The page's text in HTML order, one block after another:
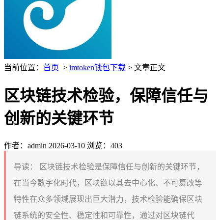
当前位置： 首页 > imtoken钱包下载 > 文章正文
区块链技术检验，保障信任与
创新的关键环节
作者：admin 2026-03-10 浏览：403
导读：
区块链技术检验是保障信任与创新的关键环节，
在当今数字化时代，区块链以其去中心化、不可篡改等
特性在众多领域展现出巨大潜力，技术检验能确保区块
链系统的安全性、稳定性和可靠性，通过对区块链代